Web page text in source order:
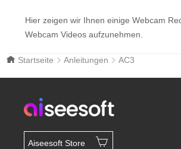
Hier zeigen wir Ihnen einige Webcam
Webcam Videos aufzunehmen.
Startseite Anleitungen AC3
Aiseesoft Store